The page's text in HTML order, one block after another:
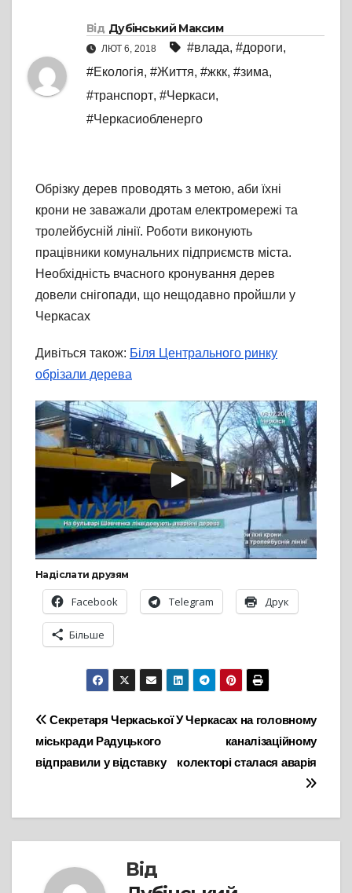
Від Дубінський Максим
ЛЮТ 6, 2018 #влада, #дороги,
#Екологія, #Життя, #жкк, #зима,
#транспорт, #Черкаси,
#Черкасиобленерго
Обрізку дерев проводять з метою, аби їхні
крони не заважали дротам електромережі та
тролейбусній лінії. Роботи виконують
працівники комунальних підприємств міста.
Необхідність вчасного кронування дерев
довели снігопади, що нещодавно пройшли у
Черкасах
Дивіться також: Біля Центрального ринку
обрізали дерева
Надіслати друзям
Facebook Telegram Друк
Більше
Навігація
записів
У Черкасах на головному
каналізаційному
колекторі сталася аварія
Секретаря Черкаської
міськради Радуцького
відправили у відставку
Від